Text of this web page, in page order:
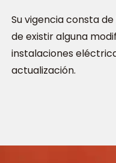
Su vigencia consta
de existir alguna
instalaciones
actualización.